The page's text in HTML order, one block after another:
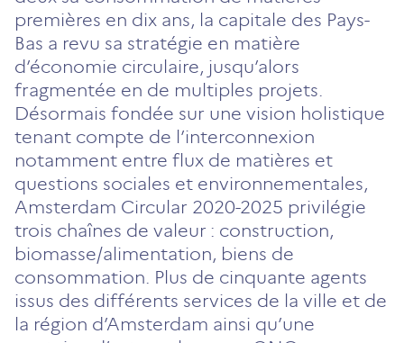
premières en dix ans, la capitale des Pays-
Bas a revu sa stratégie en matière
d’économie circulaire, jusqu’alors
fragmentée en de multiples projets.
Désormais fondée sur une vision holistique
tenant compte de l’interconnexion
notamment entre flux de matières et
questions sociales et environnementales,
Amsterdam Circular 2020-2025 privilégie
trois chaînes de valeur : construction,
biomasse/alimentation, biens de
consommation. Plus de cinquante agents
issus des différents services de la ville et de
la région d’Amsterdam ainsi qu’une